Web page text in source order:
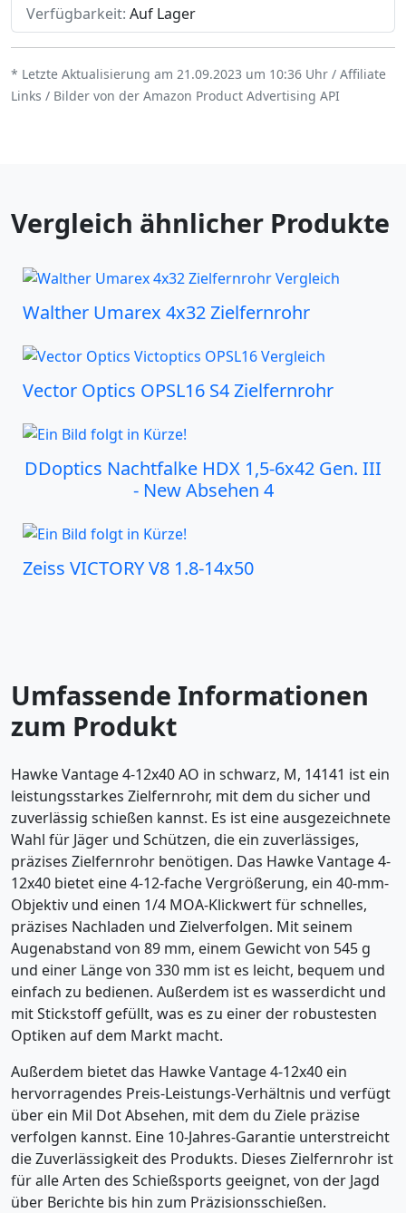
Verfügbarkeit: Auf Lager
* Letzte Aktualisierung am 21.09.2023 um 10:36 Uhr / Affiliate
Links / Bilder von der Amazon Product Advertising API
Vergleich ähnlicher Produkte
Walther Umarex 4x32 Zielfernrohr
Vector Optics OPSL16 S4 Zielfernrohr
DDoptics Nachtfalke HDX 1,5-6x42 Gen. III
- New Absehen 4
Zeiss VICTORY V8 1.8-14x50
Umfassende Informationen
zum Produkt
Hawke Vantage 4-12x40 AO in schwarz, M, 14141 ist ein
leistungsstarkes Zielfernrohr, mit dem du sicher und
zuverlässig schießen kannst. Es ist eine ausgezeichnete
Wahl für Jäger und Schützen, die ein zuverlässiges,
präzises Zielfernrohr benötigen. Das Hawke Vantage 4-
12x40 bietet eine 4-12-fache Vergrößerung, ein 40-mm-
Objektiv und einen 1/4 MOA-Klickwert für schnelles,
präzises Nachladen und Zielverfolgen. Mit seinem
Augenabstand von 89 mm, einem Gewicht von 545 g
und einer Länge von 330 mm ist es leicht, bequem und
einfach zu bedienen. Außerdem ist es wasserdicht und
mit Stickstoff gefüllt, was es zu einer der robustesten
Optiken auf dem Markt macht.
Außerdem bietet das Hawke Vantage 4-12x40 ein
hervorragendes Preis-Leistungs-Verhältnis und verfügt
über ein Mil Dot Absehen, mit dem du Ziele präzise
verfolgen kannst. Eine 10-Jahres-Garantie unterstreicht
die Zuverlässigkeit des Produkts. Dieses Zielfernrohr ist
für alle Arten des Schießsports geeignet, von der Jagd
über Berichte bis hin zum Präzisionsschießen.